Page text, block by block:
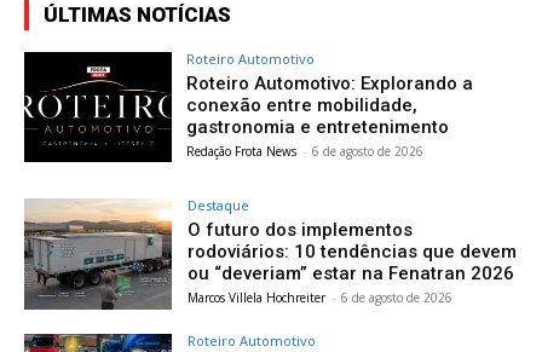
ÚLTIMAS NOTÍCIAS
Roteiro Automotivo
Roteiro Automotivo: Explorando a
conexão entre mobilidade,
gastronomia e entretenimento
Redação Frota News - 6 de agosto de 2026
Destaque
O futuro dos implementos
rodoviários: 10 tendências que devem
ou “deveriam” estar na Fenatran 2026
Marcos Villela Hochreiter - 6 de agosto de 2026
Roteiro Automotivo